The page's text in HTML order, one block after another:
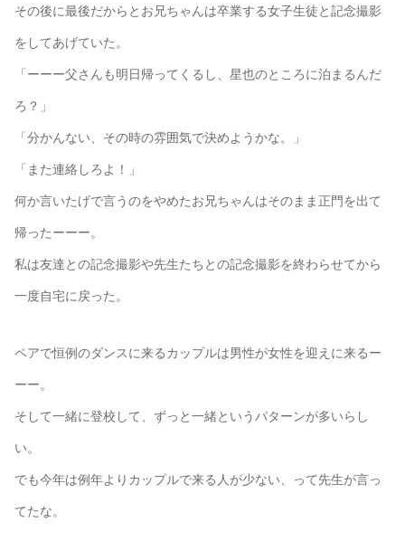
その後に最後だからとお兄ちゃんは卒業する女子生徒と記念撮影
をしてあげていた。
「ーーー父さんも明日帰ってくるし、星也のところに泊まるんだ
ろ？」
「分かんない、その時の雰囲気で決めようかな。」
「また連絡しろよ！」
何か言いたげで言うのをやめたお兄ちゃんはそのまま正門を出て
帰ったーーー。
私は友達との記念撮影や先生たちとの記念撮影を終わらせてから
一度自宅に戻った。
ペアで恒例のダンスに来るカップルは男性が女性を迎えに来るー
ーー。
そして一緒に登校して、ずっと一緒というパターンが多いらし
い。
でも今年は例年よりカップルで来る人が少ない、って先生が言っ
てたな。